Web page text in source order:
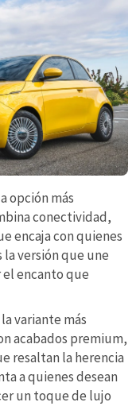
opción más
conectividad,
encaja con quienes
la versión que une
encanto que
variante más
acabados premium,
resaltan la herencia
a quienes desean
un toque de lujo